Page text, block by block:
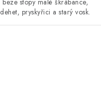
beze stopy malé škrábance,
dehet, pryskyřici a starý vosk.